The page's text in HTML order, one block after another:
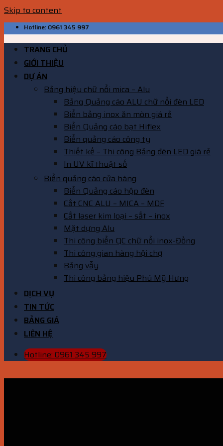
Skip to content
Hotline: 0961 345 997
TRANG CHỦ
GIỚI THIỆU
DỰ ÁN
Bảng hiệu chữ nổi mica – Alu
Bảng Quảng cáo ALU chữ nổi đèn LED
Biển bảng inox ăn mòn giá rẻ
Biển Quảng cáo bạt Hiflex
Biển quảng cáo công ty
Thiết kế – Thi công Bảng đèn LED giá rẻ
In UV kĩ thuật số
Biển quảng cáo cửa hàng
Biển Quảng cáo hộp đèn
Cắt CNC ALU – MICA – MDF
Cắt laser kim loại – sắt – inox
Mặt dựng Alu
Thi công biển QC chữ nổi inox-Đồng
Thi công gian hàng hội chợ
Bảng vẫy
Thi công bảng hiệu Phú Mỹ Hưng
DỊCH VỤ
TIN TỨC
BẢNG GIÁ
LIÊN HỆ
Hotline: 0961 345 997